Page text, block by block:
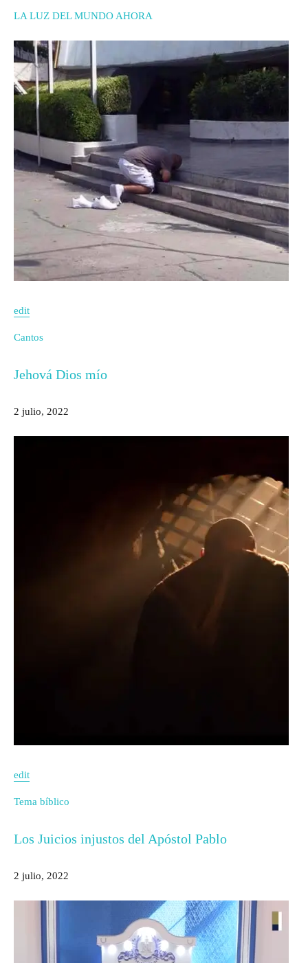
LA LUZ DEL MUNDO AHORA
edit
Cantos
Jehová Dios mío
2 julio, 2022
edit
Tema bíblico
Los Juicios injustos del Apóstol Pablo
2 julio, 2022